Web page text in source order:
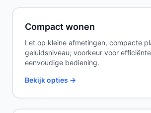
Compact wonen
Let op kleine afmetingen, compacte
geluidsniveau; voorkeur voor
eenvoudige bediening.
Bekijk opties →